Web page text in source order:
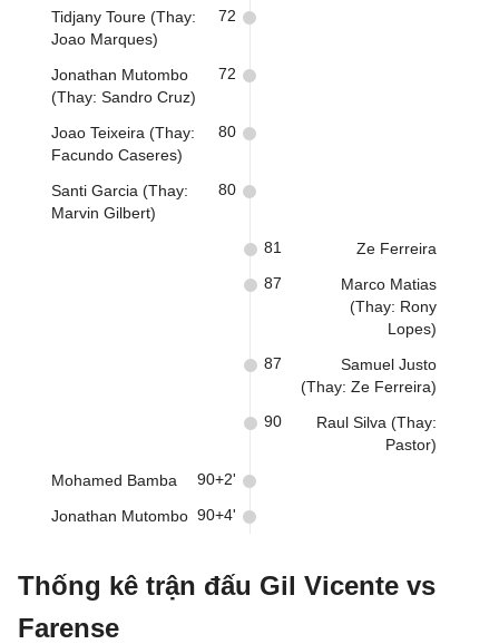
Tidjany Toure (Thay:
Joao Marques)
72
Jonathan Mutombo
(Thay: Sandro Cruz)
72
Joao Teixeira (Thay:
Facundo Caseres)
80
Santi Garcia (Thay:
Marvin Gilbert)
80
Ze Ferreira
81
Marco Matias
(Thay: Rony
Lopes)
87
Samuel Justo
(Thay: Ze Ferreira)
87
Raul Silva (Thay:
Pastor)
90
Mohamed Bamba 90+2'
Jonathan Mutombo 90+4'
Thống kê trận đấu Gil Vicente vs
Farense